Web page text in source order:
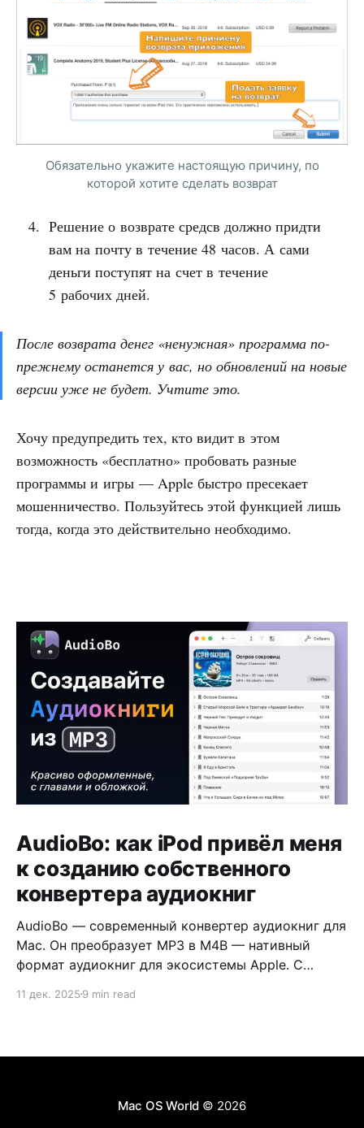
Обязательно укажите настоящую причину, по
которой хотите сделать возврат
Решение о возврате средсв должно придти
вам на почту в течение 48 часов. А сами
деньги поступят на счет в течение
5 рабочих дней.
После возврата денег «ненужная» программа по-
прежнему останется у вас, но обновлений на новые
версии уже не будет. Учтите это.
Хочу предупредить тех, кто видит в этом
возможность «бесплатно» пробовать разные
программы и игры — Apple быстро пресекает
мошенничество. Пользуйтесь этой функцией лишь
тогда, когда это действительно необходимо.
AudioBo: как iPod привёл меня
к созданию собственного
конвертера аудиокниг
AudioBo — современный конвертер аудиокниг для
Mac. Он преобразует MP3 в M4B — нативный
формат аудиокниг для экосистемы Apple. С
11 дек. 2025 9 min read
Mac OS World © 2026